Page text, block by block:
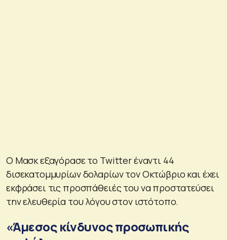
Ο Μασκ εξαγόρασε το Twitter έναντι 44
δισεκατομμυρίων δολαρίων τον Οκτώβριο και έχει
εκφράσει τις προσπάθειές του να προστατεύσει
την ελευθερία του λόγου στον ιστότοπο.
«Άμεσος κίνδυνος προσωπικής